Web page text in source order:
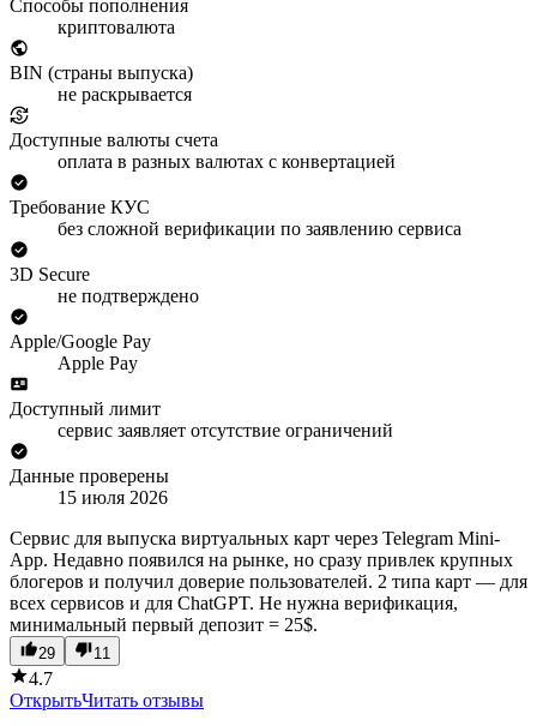
Способы пополнения
криптовалюта
BIN (страны выпуска)
не раскрывается
Доступные валюты счета
оплата в разных валютах с конвертацией
Требование КУС
без сложной верификации по заявлению сервиса
3D Secure
не подтверждено
Apple/Google Pay
Apple Pay
Доступный лимит
сервис заявляет отсутствие ограничений
Данные проверены
15 июля 2026
Сервис для выпуска виртуальных карт через Telegram Mini-
App. Недавно появился на рынке, но сразу привлек крупных
блогеров и получил доверие пользователей. 2 типа карт — для
всех сервисов и для ChatGPT. Не нужна верификация,
минимальный первый депозит = 25$.
29 11
4.7
ОткрытьЧитать отзывы